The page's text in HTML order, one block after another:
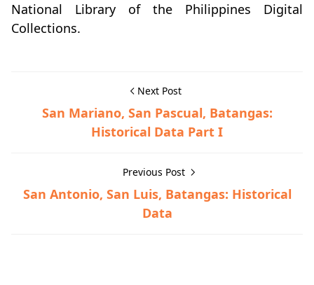
National Library of the Philippines Digital
Collections.
Next Post
San Mariano, San Pascual, Batangas:
Historical Data Part I
Previous Post
San Antonio, San Luis, Batangas: Historical
Data